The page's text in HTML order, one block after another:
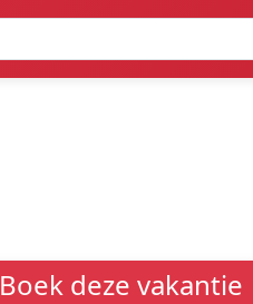
Boek deze vakantie